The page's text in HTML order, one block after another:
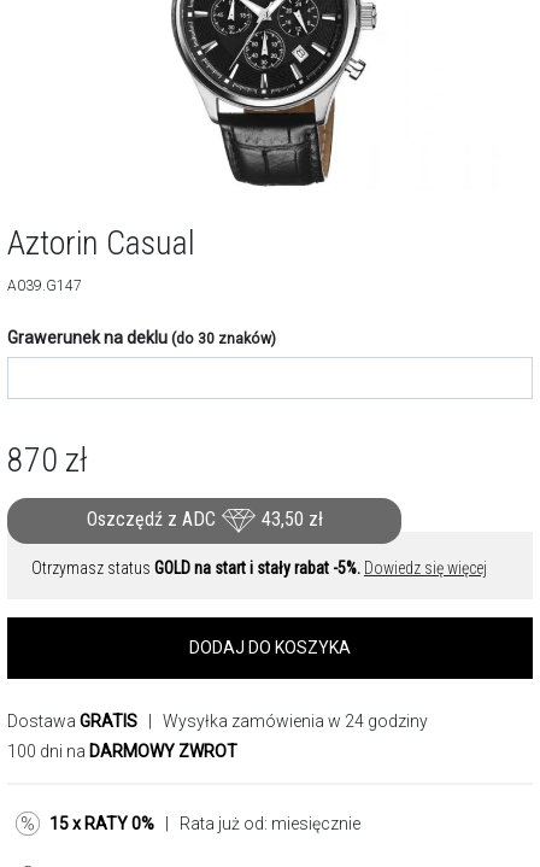
Aztorin Casual
A039.G147
Grawerunek na deklu (do 30 znaków)
870 zł
Oszczędź z ADC 43,50 zł
Otrzymasz status GOLD na start i stały rabat -5%. Dowiedz się więcej
DODAJ DO KOSZYKA
Dostawa GRATIS | Wysyłka zamówienia w 24 godziny
100 dni na DARMOWY ZWROT
15 x RATY 0% | Rata już od: miesięcznie